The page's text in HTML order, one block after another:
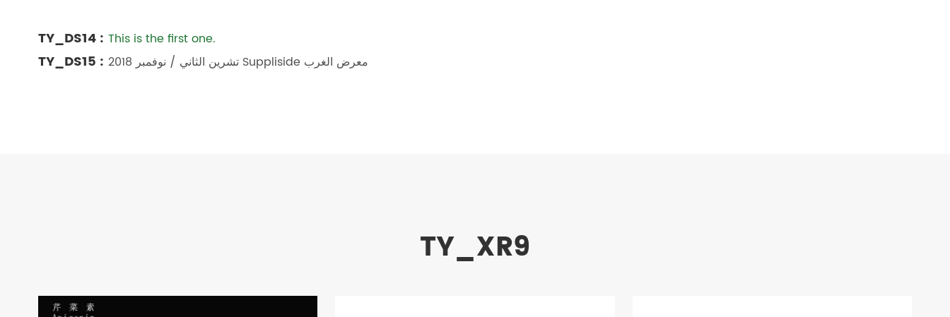
TY_DS14 : This is the first one.
TY_DS15 : تشرين الثاني / نوفمبر 2018 Suppliside معرض الغرب
TY_XR9